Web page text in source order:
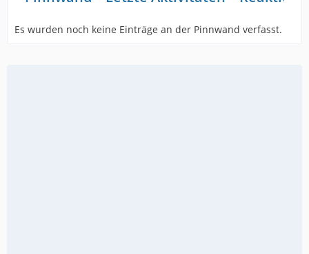
Es wurden noch keine Einträge an der Pinnwand verfasst.